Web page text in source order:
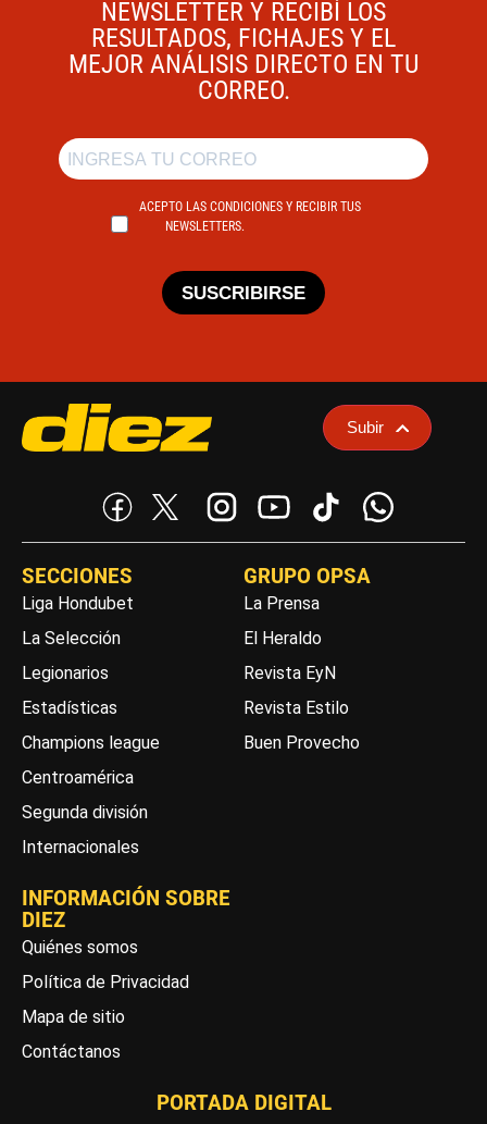
NEWSLETTER Y RECIBÍ LOS
RESULTADOS, FICHAJES Y EL
MEJOR ANÁLISIS DIRECTO EN TU
CORREO.
ACEPTO LAS CONDICIONES Y RECIBIR TUS
NEWSLETTERS.
SUSCRIBIRSE
Subir
SECCIONES
Liga Hondubet
La Selección
Legionarios
Estadísticas
Champions league
Centroamérica
Segunda división
Internacionales
GRUPO OPSA
La Prensa
El Heraldo
Revista EyN
Revista Estilo
Buen Provecho
INFORMACIÓN SOBRE
DIEZ
Quiénes somos
Política de Privacidad
Mapa de sitio
Contáctanos
PORTADA DIGITAL